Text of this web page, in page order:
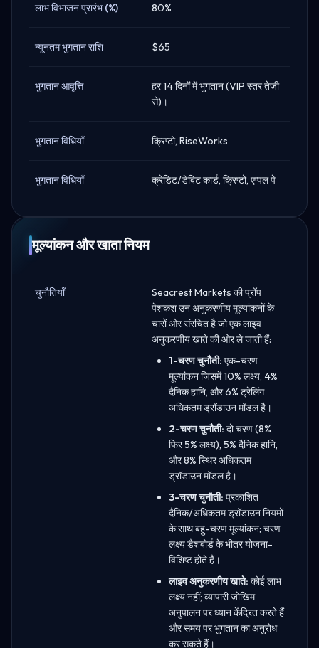
लाभ विभाजन प्रारंभ (%) 80%
न्यूनतम भुगतान राशि $65
भुगतान आवृत्ति
हर 14 दिनों में भुगतान (VIP स्तर तेजी
से)।
भुगतान विधियाँ क्रिप्टो, RiseWorks
भुगतान विधियाँ क्रेडिट/डेबिट कार्ड, क्रिप्टो, एप्पल पे
मूल्यांकन और खाता नियम
चुनौतियाँ
Seacrest Markets की प्रॉप
पेशकश उन अनुकरणीय मूल्यांकनों के
चारों ओर संरचित है जो एक लाइव
अनुकरणीय खाते की ओर ले जाती हैं:
1-चरण चुनौती: एक-चरण
मूल्यांकन जिसमें 10% लक्ष्य, 4%
दैनिक हानि, और 6% ट्रेलिंग
अधिकतम ड्रॉडाउन मॉडल है।
2-चरण चुनौती: दो चरण (8%
फिर 5% लक्ष्य), 5% दैनिक हानि,
और 8% स्थिर अधिकतम
ड्रॉडाउन मॉडल है।
3-चरण चुनौती: प्रकाशित
दैनिक/अधिकतम ड्रॉडाउन नियमों
के साथ बहु-चरण मूल्यांकन; चरण
लक्ष्य डैशबोर्ड के भीतर योजना-
विशिष्ट होते हैं।
लाइव अनुकरणीय खाते: कोई लाभ
लक्ष्य नहीं; व्यापारी जोखिम
अनुपालन पर ध्यान केंद्रित करते हैं
और समय पर भुगतान का अनुरोध
कर सकते हैं।